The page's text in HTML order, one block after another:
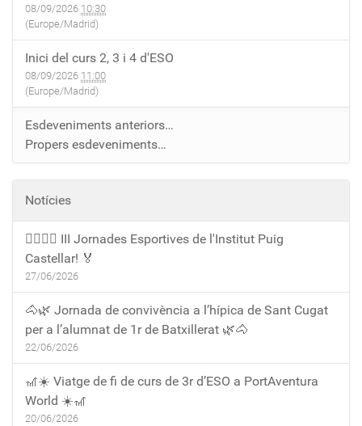
08/09/2026 10:30
(Europe/Madrid)
Inici del curs 2, 3 i 4 d'ESO
08/09/2026 11:00
(Europe/Madrid)
Esdeveniments anteriors…
Propers esdeveniments…
Notícies
🏃‍♀️🏃‍♂️ III Jornades Esportives de l'Institut Puig
Castellar! 🏅
27/06/2026
🐴🌿 Jornada de convivència a l’hípica de Sant Cugat
per a l’alumnat de 1r de Batxillerat 🌿🐴
22/06/2026
🎢☀️ Viatge de fi de curs de 3r d’ESO a PortAventura
World ☀️🎢
20/06/2026